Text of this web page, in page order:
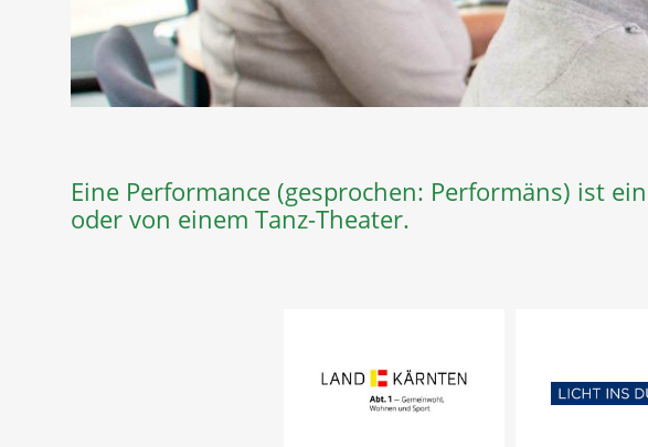
Eine Performance (gesprochen: Performäns) ist
oder von einem Tanz-Theater.